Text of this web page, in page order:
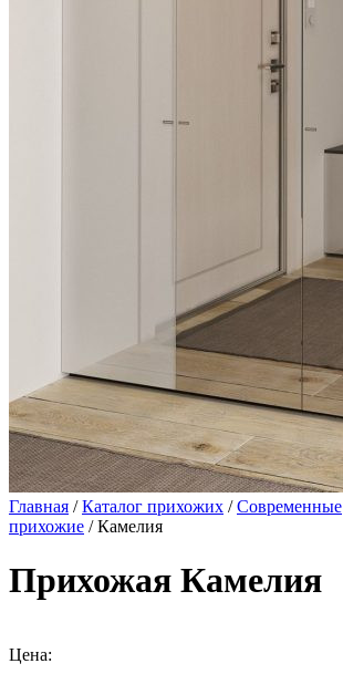
Главная /Каталог прихожих /Современные
прихожие / Камелия
Прихожая Камелия
Цена: